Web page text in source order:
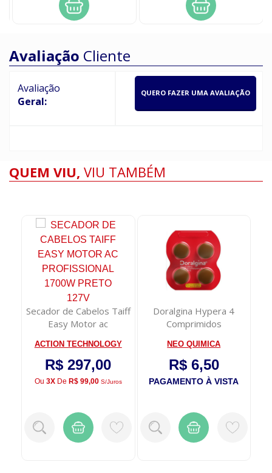
Avaliação Cliente
Avaliação
Geral:
QUERO FAZER UMA AVALIAÇÃO
QUEM VIU, VIU TAMBÉM
Secador de Cabelos Taiff
Easy Motor ac
ACTION TECHNOLOGY
R$ 297,00
Ou 3XDe R$ 99,00 S/juros
Doralgina Hypera 4
Comprimidos
NEO QUIMICA
R$ 6,50
PAGAMENTO À VISTA